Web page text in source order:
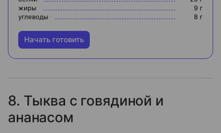
жиры
9 г
углеводы
8 г
Начать готовить
8. Тыква с говядиной и
ананасом